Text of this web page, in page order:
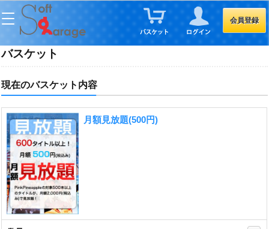
会員登録
バスケット
現在のバスケット内容
月額見放題(500円)